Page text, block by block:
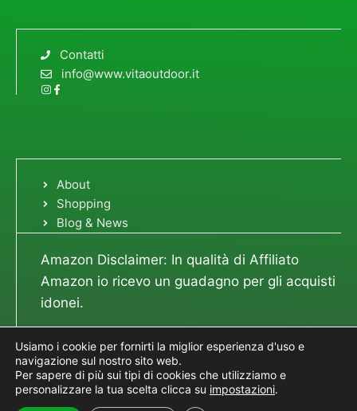
Contatti
info@www.vitaoutdoor.it
About
Shopping
Blog & News
Amazon Disclaimer: In qualità di Affiliato
Amazon io ricevo un guadagno per gli acquisti
idonei.
© 2023 Vita Outdoor - P.I. 02629000742 -
Privacy Policy -Cookies
Usiamo i cookie per fornirti la miglior esperienza d'uso e
navigazione sul nostro sito web.
Per sapere di più sui tipi di cookies che utilizziamo e
personalizzare la tua scelta clicca su impostazioni.